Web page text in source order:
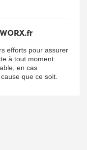
efforts pour assurer
à tout moment.
en cas
que ce soit.